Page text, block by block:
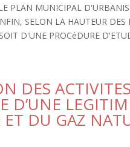
PLAN MUNICIPAL
SELON LA HAUTEUR
D'UNE PROCéDURE
DES
D’UNE
ET DU GAZ